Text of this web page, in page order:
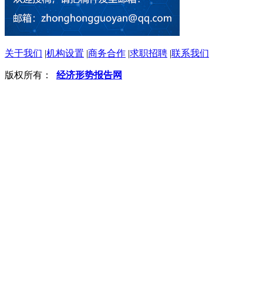
关于我们 |机构设置 |商务合作 |求职招聘 |联系我们
版权所有： 经济形势报告网